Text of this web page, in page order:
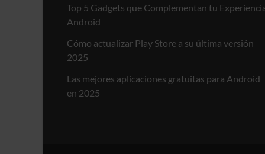
Top 5 Gadgets que Complementan tu
Android
Cómo actualizar Play Store a su última versión
2025
Las mejores aplicaciones gratuitas para Android
en 2025